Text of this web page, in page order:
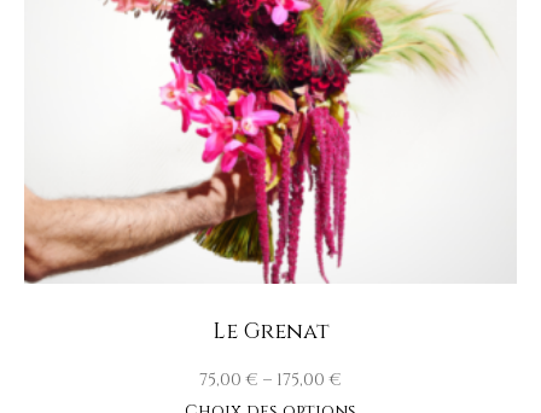
Le Grenat
75,00€ – 175,00€